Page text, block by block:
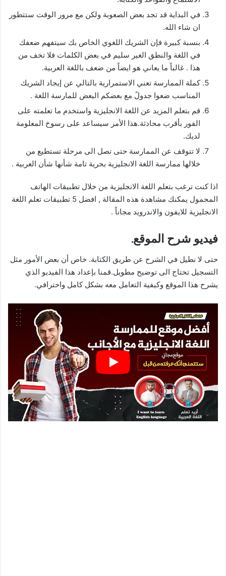
في البداية قد تجد بعض الصعوبة ولكن مع مرور الوقت ستتطور
ان شاء الله.
بنسبة كبيرة فإن الشريك اللغوي الخاص بك سيتفهم ضعفك
في اللغة والنطق الغير سليم في بعض الكلمات فلا تخف من
هذا . غالباً ما يعاني هو ايضاً من ضعف باللغة العربية.
كملة الممارسة تعني الاستمرارية بالتالي عن إيجاد الشريك
المناسب ضعوا جدولً مع بعضكم البعض للمارسة اللغة .
قم بتعلم المزيد عن اللغة الانجليزية واستخدم ما تعلمته على
الفور بأقرب محادثة.هذا الأمر سيساعد على رسوخ المعلومة
لديك.
لا تتوقف عن الممارسة حتى تصل الى مرحلة تستطيع من
خلالها ممارسة اللغة الانجليزية بحرية تامة شأنها شأن العربية .
اذا كنت ترغب بتعلم اللغة الانجليزية من خلال تطبيقات الهاتف
المحمول يمكنك مشاهدة هذه المقالة , افضل 5 تطبيقات تعلم اللغة
الانجليزية للايفون والاندرويد مجاناً .
فيديو شرح الموقع.
حتى لا نطيل في الشرح عن طريق الكتابة. خاص أن بعض الأمور مثل
التسجيل تحتاج الى توضيح مطويل.قمنا بإعداد هذا الفيديو الذي
يشرح هذا الموقع وكيفية التعامل معه بشكل كامل واحترافي.